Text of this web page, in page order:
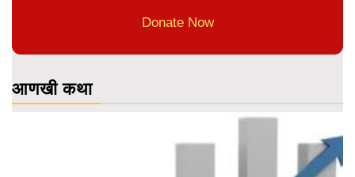
Donate Now
आणखी कथा